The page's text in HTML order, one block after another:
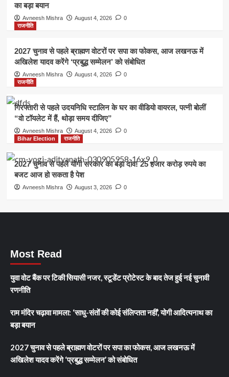
का बड़ा बयान
Avneesh Mishra August 4, 2026
0
राजनीति
2027 चुनाव से पहले ब्राह्मण वोटरों पर सपा का फोकस, आज लखनऊ में
अखिलेश यादव करेंगे ‘प्रबुद्ध सम्मेलन’ को संबोधित
Avneesh Mishra August 4, 2026
0
राजनीति
गिरफ्तारी से पहले उदयनिधि स्टालिन के घर का वीडियो वायरल, पत्नी बोलीं
“वो टॉयलेट में हैं, थोड़ा समय दीजिए”
Avneesh Mishra August 4, 2026
0
Bihar Election
राजनीति
2027 चुनाव से पहले योगी सरकार का बड़ा दांव! 25 हजार करोड़ रुपये का
बजट आज हो सकता है पेश
Avneesh Mishra August 3, 2026 0
Most Read
युवा वोट बैंक पर टिकी सियासी नजर, स्टूडेंट प्रोटेस्ट के बाद तेज हुई नई चुनावी
रणनीति
राम मंदिर चढ़ावा मामला: ‘साधु-संतों की कोई संलिप्तता नहीं’, योगी आदित्यनाथ का
बड़ा बयान
2027 चुनाव से पहले ब्राह्मण वोटरों पर सपा का फोकस, आज लखनऊ में
अखिलेश यादव करेंगे ‘प्रबुद्ध सम्मेलन’ को संबोधित